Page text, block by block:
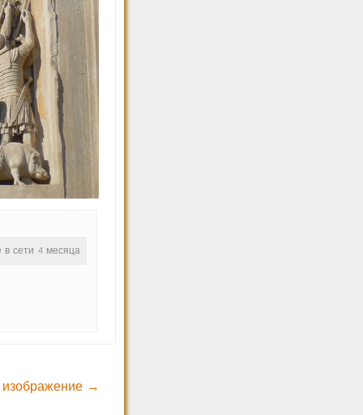
в сети 4 месяца
→